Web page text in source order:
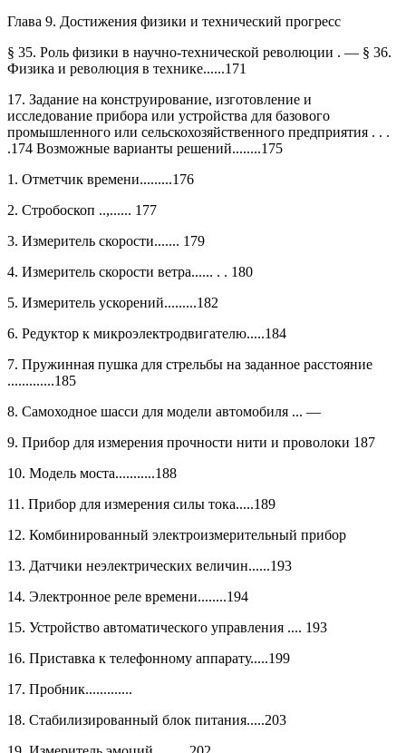
Глава 9. Достижения физики и технический прогресс
§ 35. Роль физики в научно-технической революции . — § 36.
Физика и революция в технике......171
17. Задание на конструирование, изготовление и
исследование прибора или устройства для базового
промышленного или сельскохозяйственного предприятия . . .
.174 Возможные варианты решений........175
1. Отметчик времени.........176
2. Стробоскоп ..,...... 177
3. Измеритель скорости....... 179
4. Измеритель скорости ветра...... . . 180
5. Измеритель ускорений.........182
6. Редуктор к микроэлектродвигателю.....184
7. Пружинная пушка для стрельбы на заданное расстояние
.............185
8. Самоходное шасси для модели автомобиля ... —
9. Прибор для измерения прочности нити и проволоки 187
10. Модель моста...........188
11. Прибор для измерения силы тока.....189
12. Комбинированный электроизмерительный прибор
13. Датчики неэлектрических величин......193
14. Электронное реле времени........194
15. Устройство автоматического управления .... 193
16. Приставка к телефонному аппарату.....199
17. Пробник.............
18. Стабилизированный блок питания.....203